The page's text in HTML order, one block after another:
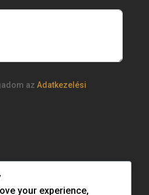
az Adatkezelési
your experience,